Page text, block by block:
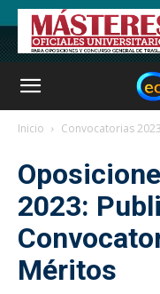
Inicio Convocatorias
2023:
Méritos